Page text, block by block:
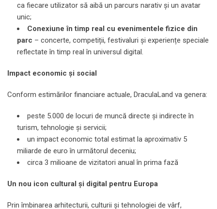
ca fiecare utilizator să aibă un parcurs narativ și un avatar
unic;
Conexiune în timp real cu evenimentele fizice din
parc – concerte, competiții, festivaluri și experiențe speciale
reflectate în timp real în universul digital.
Impact economic și social
Conform estimărilor financiare actuale, DraculaLand va genera:
peste 5.000 de locuri de muncă directe și indirecte în
turism, tehnologie și servicii;
un impact economic total estimat la aproximativ 5
miliarde de euro în următorul deceniu;
circa 3 milioane de vizitatori anual în prima fază
Un nou icon cultural și digital pentru Europa
Prin îmbinarea arhitecturii, culturii și tehnologiei de vârf,